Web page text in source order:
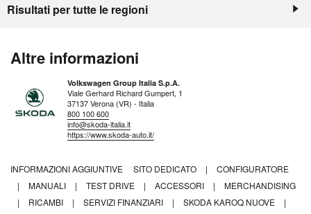
Risultati per tutte le regioni
Altre informazioni
Volkswagen Group Italia S.p.A.
Viale Gerhard Richard Gumpert, 1
37137 Verona (VR) - Italia
800 100 600
info@skoda-italia.it
https://www.skoda-auto.it/
INFORMAZIONI AGGIUNTIVE SITO DEDICATO |
CONFIGURATORE
|
MANUALI | TEST DRIVE | ACCESSORI |
MERCHANDISING
|
RICAMBI | SERVIZI FINANZIARI | SKODA KAROQ NUOVE
|